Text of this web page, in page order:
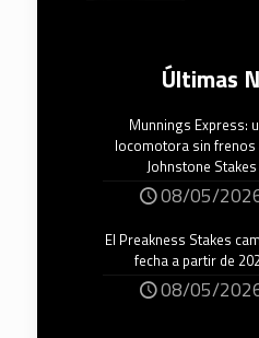
Últimas
Munnings Express:
locomotora sin frenos
Johnstone Stakes
08/05/
El Preakness Stakes
fecha a partir de
08/05/